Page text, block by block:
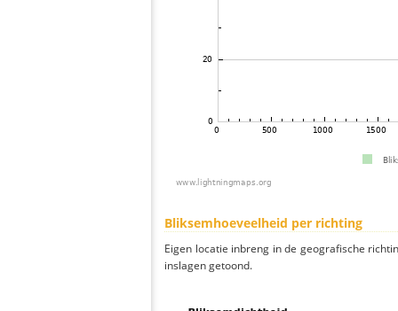
Bliksemhoeveelheid per richting
Eigen locatie inbreng in de geografische
inslagen getoond.